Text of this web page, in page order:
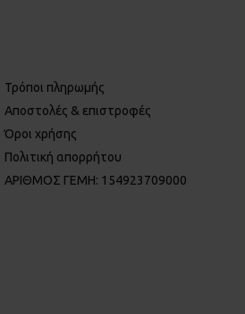
Τρόποι πληρωμής
Αποστολές & επιστροφές
Όροι χρήσης
Πολιτική απορρήτου
ΑΡΙΘΜΟΣ ΓΕΜΗ: 154923709000